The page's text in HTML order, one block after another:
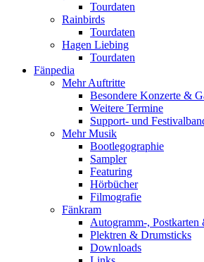
Tourdaten
Rainbirds
Tourdaten
Hagen Liebing
Tourdaten
Fänpedia
Mehr Auftritte
Besondere Konzerte &
Weitere Termine
Support- und
Mehr Musik
Bootlegographie
Sampler
Featuring
Hörbücher
Filmografie
Fänkram
Autogramm-, Postkarten
Plektren & Drumsticks
Downloads